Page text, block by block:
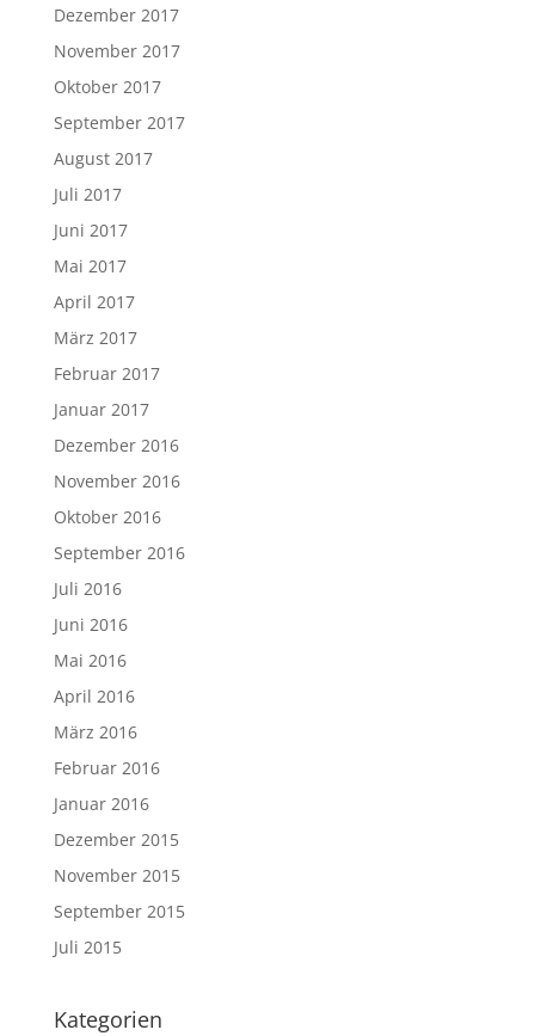
Dezember 2017
November 2017
Oktober 2017
September 2017
August 2017
Juli 2017
Juni 2017
Mai 2017
April 2017
März 2017
Februar 2017
Januar 2017
Dezember 2016
November 2016
Oktober 2016
September 2016
Juli 2016
Juni 2016
Mai 2016
April 2016
März 2016
Februar 2016
Januar 2016
Dezember 2015
November 2015
September 2015
Juli 2015
Kategorien